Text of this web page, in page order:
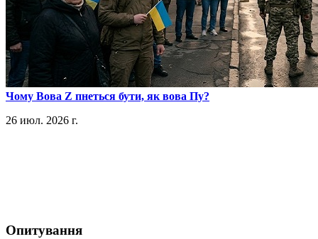
​Чому Вова Z пнеться бути, як вова Пу?
26 июл. 2026 г.
Опитування